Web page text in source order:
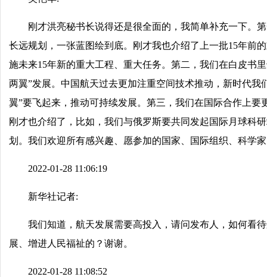
刚才洪亮秘书长说得还是很全面的，我简单补充一下。
长远规划，一张蓝图绘到底。刚才我也介绍了上一批15年前
施未来15年新的重大工程、重大任务。第二，我们在白皮书
两翼”发展。中国航天过去更加注重空间技术推动，新时代
翼”要飞起来，推动可持续发展。第三，我们在国际合作上
刚才也介绍了，比如，我们与俄罗斯要共同发起国际月球科
划。我们欢迎所有感兴趣、愿参加的国家、国际组织、科学
2022-01-28 11:06:19
新华社记者:
我们知道，航天发展需要高投入，请问发布人，如何看
展、增进人民福祉的？谢谢。
2022-01-28 11:08:52